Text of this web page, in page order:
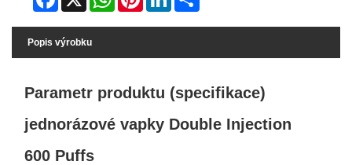
Popis výrobku
Parametr produktu (specifikace)
jednorázové vapky Double Injection
600 Puffs